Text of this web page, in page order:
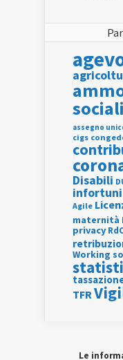
sociali
assegno
cigs
Disabili
infortuni
Agile
maternità
privacy
Working
TFR
Le